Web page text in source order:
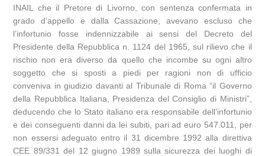
INAIL che il Pretore di Livorno, con sentenza confermata in
grado d’appello e dalla Cassazione, avevano escluso che
l’infortunio fosse indennizzabile ai sensi del Decreto del
Presidente della Repubblica n. 1124 del 1965, sul rilievo che il
rischio non era diverso da quello che incombe su ogni altro
soggetto che si sposti a piedi per ragioni non di ufficio
conveniva in giudizio davanti al Tribunale di Roma “il Governo
della Repubblica Italiana, Presidenza del Consiglio di Ministri”,
deducendo che lo Stato italiano era responsabile dell’infortunio
e dei conseguenti danni da lei subiti, pari ad euro 547.011, per
non essersi adeguato entro il 31 dicembre 1992 alla direttiva
CEE 89/331 del 12 giugno 1989 sulla sicurezza dei luoghi di